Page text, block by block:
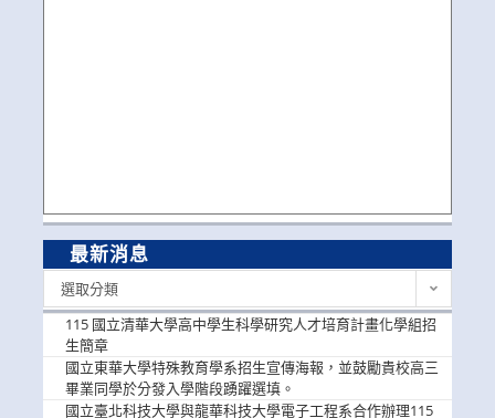
最新消息
選取分類
115 國立清華大學高中學生科學研究人才培育計畫化學組招
生簡章
國立東華大學特殊教育學系招生宣傳海報，並鼓勵貴校高三
畢業同學於分發入學階段踴躍選填。
國立臺北科技大學與龍華科技大學電子工程系合作辦理115